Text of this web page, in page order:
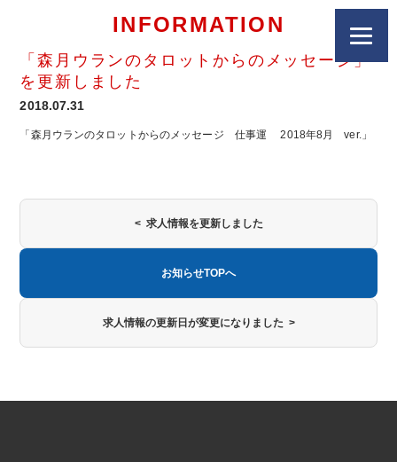
INFORMATION
「森月ウランのタロットからのメッセージ」
を更新しました
2018.07.31
「森月ウランのタロットからのメッセージ 仕事運 2018年8月 ver.」
< 求人情報を更新しました
お知らせTOPへ
求人情報の更新日が変更になりました >